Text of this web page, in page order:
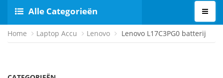
Alle Categorieën
Home Laptop Accu Lenovo Lenovo L17C3PG0 batterij